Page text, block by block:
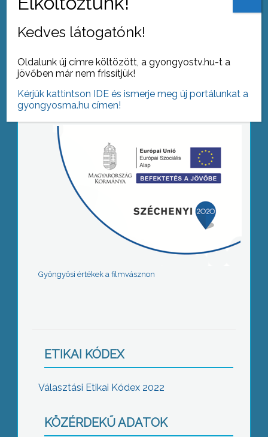
Tovább az archívumra
Gyöngyösi értékek a filmvásznon
ETIKAI KÓDEX
Választási Etikai Kódex 2022
KÖZÉRDEKŰ ADATOK
Kedves látogatónk!
Oldalunk új címre költözött, a gyongyostv.hu-t a
jövőben már nem frissítjük!
Kérjük kattintson IDE és ismerje meg új portálunkat a
gyongyosma.hu címen!